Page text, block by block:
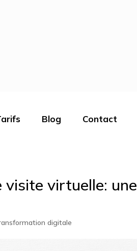
Blog Contact
virtuelle: une
digitale